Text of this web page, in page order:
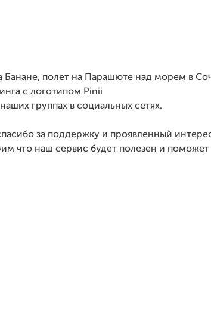
Банане, полет на Парашюте над морем в
с логотипом Pinii
группах в социальных сетях.
за поддержку и проявленный
что наш сервис будет полезен и